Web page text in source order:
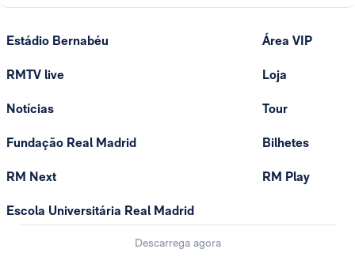
Estádio Bernabéu
RMTV live
Notícias
Fundação Real Madrid
RM Next
Escola Universitária Real Madrid
Área VIP
Loja
Tour
Bilhetes
RM Play
Descarrega agora